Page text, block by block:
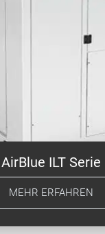
AirBlue ILT Serie
MEHR ERFAHREN